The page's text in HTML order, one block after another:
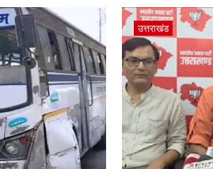
उत्तराखंड